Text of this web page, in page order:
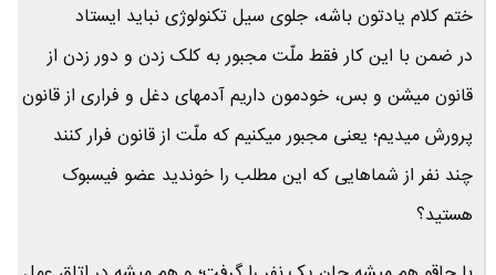
ختم کلام یادتون باشه، جلوی سیل تکنولوژی نباید ایستاد
در ضمن با این کار فقط ملّت مجبور به کلک زدن و دور زدن از
قانون میشن و بس، خودمون داریم آدمهای دغل و فراری از قانون
پرورش میدیم؛ یعنی مجبور میکنیم که ملّت از قانون فرار کنند
چند نفر از شماهایی که این مطلب را خوندید عضو فیسبوک
هستید؟